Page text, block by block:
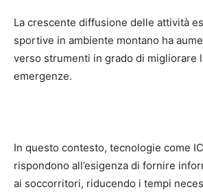
La crescente diffusione delle attività
sportive in ambiente montano ha
verso strumenti in grado di migliorare
emergenze.
In questo contesto, tecnologie come
rispondono all’esigenza di fornire
ai soccorritori, riducendo i tempi